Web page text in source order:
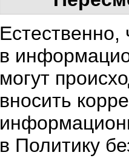
в
могут
вносить
в Политику